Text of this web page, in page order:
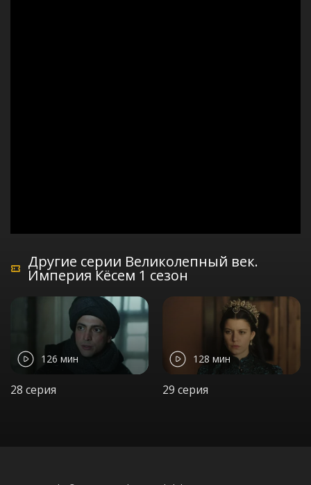
Другие серии Великолепный век.
Империя Кёсем 1 сезон
126 мин
28 серия
128 мин
29 серия